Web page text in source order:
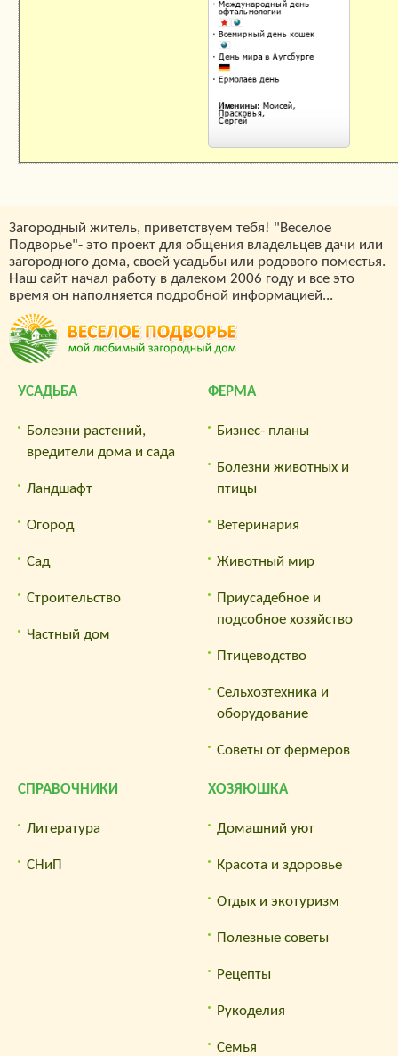
Загородный житель, приветствуем тебя! "Веселое
Подворье"- это проект для общения владельцев дачи или
загородного дома, своей усадьбы или родового поместья.
Наш сайт начал работу в далеком 2006 году и все это
время он наполняется подробной информацией...
УСАДЬБА
Болезни растений,
вредители дома и сада
Ландшафт
Огород
Сад
Строительство
Частный дом
ФЕРМА
Бизнес- планы
Болезни животных и
птицы
Ветеринария
Животный мир
Приусадебное и
подсобное хозяйство
Птицеводство
Сельхозтехника и
оборудование
Советы от фермеров
СПРАВОЧНИКИ
Литература
СНиП
ХОЗЯЮШКА
Домашний уют
Красота и здоровье
Отдых и экотуризм
Полезные советы
Рецепты
Рукоделия
Семья